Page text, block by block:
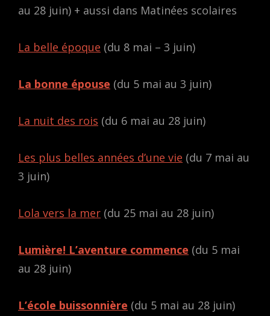
au 28 juin) + aussi dans Matinées scolaires
La belle époque (du 8 mai – 3 juin)
La bonne épouse (du 5 mai au 3 juin)
La nuit des rois (du 6 mai au 28 juin)
Les plus belles années d’une vie (du 7 mai au
3 juin)
Lola vers la mer (du 25 mai au 28 juin)
Lumière! L’aventure commence (du 5 mai
au 28 juin)
L’école buissonnière (du 5 mai au 28 juin)